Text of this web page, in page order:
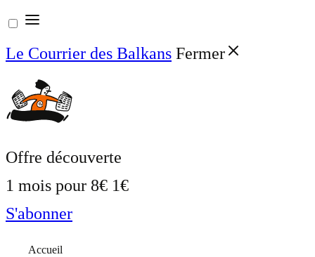
Aller
au
contenu
Le Courrier des Balkans Fermer
Offre découverte
1 mois pour 8€ 1€
S'abonner
Accueil